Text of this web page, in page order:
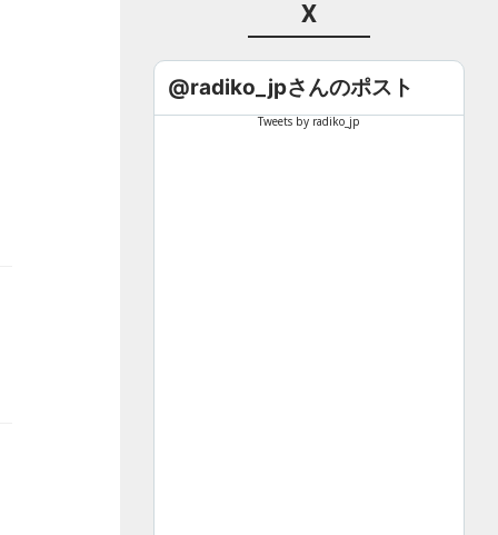
X
@radiko_jpさんのポスト
Tweets by radiko_jp